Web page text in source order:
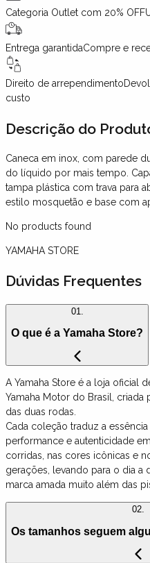
Categoria Outlet com 20% OFF
Entrega garantidaCompre e
Direito de arrependimento
custo
Descrição do
Caneca em inox, com parede
do líquido por mais tempo.
tampa plástica com trava para
estilo mosquetão e base com
No products found
YAMAHA STORE
Dúvidas Frequentes
01.
O que é a Yamaha Store?
A Yamaha Store é a loja oficial
Yamaha Motor do Brasil,
das duas rodas.
Cada coleção traduz a
performance e autenticidade
corridas, nas cores icônicas e
gerações, levando para o dia a
marca amada muito além das
02.
Os tamanhos seguem